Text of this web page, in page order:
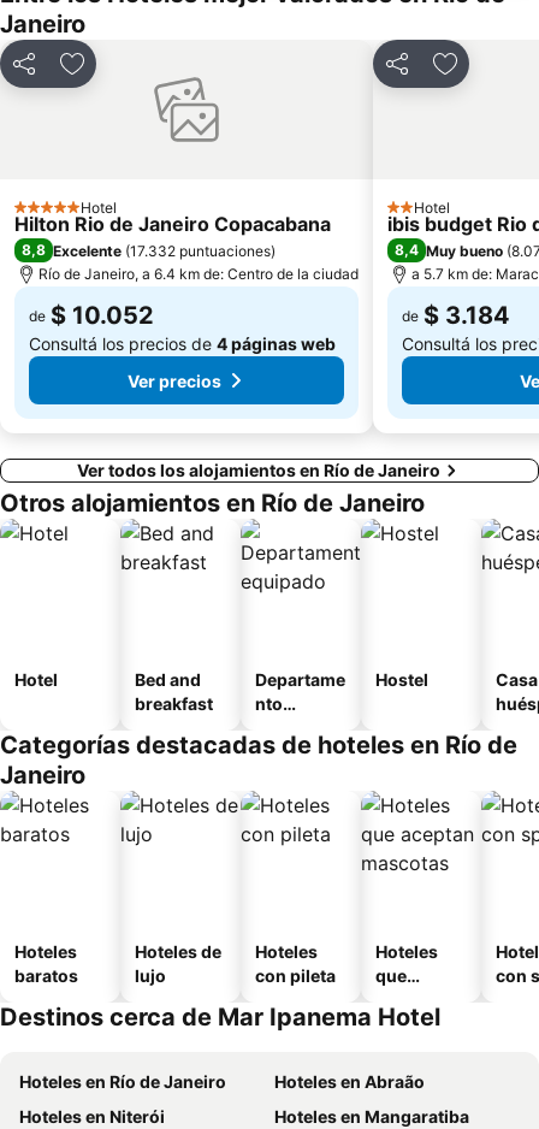
Museo Nacional de Bellas Artes
Expo Católica
Rio Boat Show
Santuário de Nossa Senhora da Penha
Janeiro
CompartirAñadir a favoritos
5 EstrellasHotel
Hilton Rio de Janeiro Copacabana
8,8 Excelente (17.332 puntuaciones)
Río de Janeiro, a 6.4 km de: Centro de la ciudad
de $ 10.052
Consultá los precios de 4 páginas web
Ver precios
CompartirAñadir a
2 Estrellas
Hotel
ibis budget Rio
8,4 Muy bueno (
a 5.7 km de:
de $ 3.184
Consultá los
Ver todos los alojamientos en Río de Janeiro
Otros alojamientos en Río de Janeiro
Hotel
Bed and
breakfast
Departame
nto
Hostel
Categorías destacadas de hoteles en Río de
Janeiro
Hoteles
baratos
Hoteles de
lujo
Hoteles
con pileta
Hoteles
que
mascotas
con
Destinos cerca de Mar Ipanema Hotel
Hoteles en Río de Janeiro
Hoteles en Abraão
Hoteles en Niterói
Hoteles en Mangaratiba